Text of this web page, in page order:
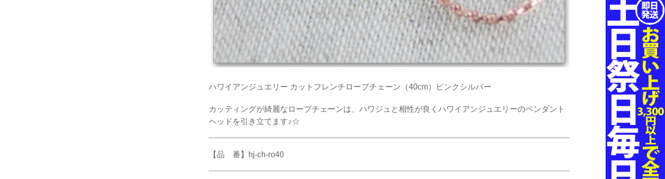
ハワイアンジュエリー カットフレンチロープチェーン（40cm）ピンクシルバー
カッティングが綺麗なロープチェーンは、ハワジュと相性が良くハワイアンジュエリーのペンダント
ヘッドを引き立てます♪☆
【品 番】hj-ch-ro40